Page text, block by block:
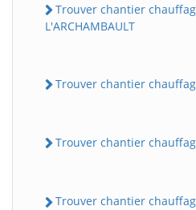
Trouver chantier
L'ARCHAMBAULT
Trouver chantier
Trouver chantier
Trouver chantier